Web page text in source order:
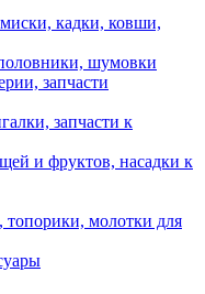
кадки, ковши,
шумовки
запчасти
запчасти к
и фруктов, насадки к
молотки для